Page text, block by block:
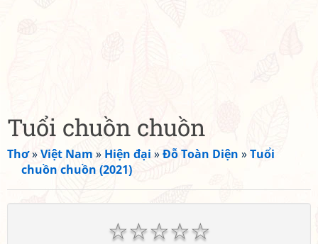
Tuổi chuồn chuồn
Thơ»Việt Nam » Hiện đại »Đỗ Toàn Diện »Tuổi
chuồn chuồn (2021)
☆
☆
☆
☆
☆